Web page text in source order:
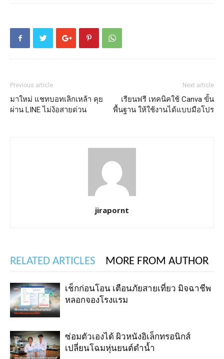
Previous article
มาใหม่ แชทบอทเลิกเหล้า คุย
ผ่าน LINE ไม่ง้อสายด่วน
Next article
เรียนฟรี เทคนิคใช้ Canva ขั้น
พื้นฐาน ให้ใช้งานได้แบบมือโปร
jirapornt
RELATED ARTICLES MORE FROM AUTHOR
เช็กก่อนโอน เตือนภัยสายเที่ยว มิจฉาชีพ
หลอกจองโรงแรม
ซ่อมตัวเองได้ ผิวหนังอิเล็กทรอนิกส์
เปลี่ยนโฉมหุ่นยนต์ดำน้ำ